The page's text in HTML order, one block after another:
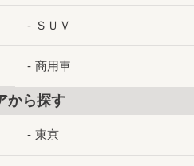
ＳＵＶ
商用車
から探す
東京